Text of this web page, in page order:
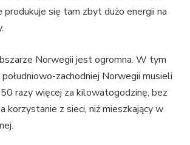
produkuje się tam zbyt dużo energii na
Norwegii jest ogromna. W tym
zachodniej Norwegii musieli
razy więcej za kilowatogodzinę, bez
korzystanie z sieci, niż mieszkający w